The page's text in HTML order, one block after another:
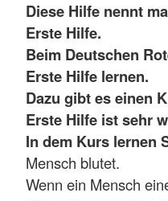
Diese Hilfe nennt
Erste Hilfe.
Beim Deutschen
Erste Hilfe lernen.
Dazu gibt es einen
Erste Hilfe ist sehr
In dem Kurs lernen
Mensch blutet.
Wenn ein Mensch